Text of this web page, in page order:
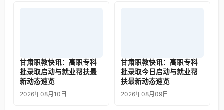
甘肃职教快讯：高职专科
批录取启动与就业帮扶最
新动态速览
2026年08月10日
甘肃职教快讯：高职专科
批录取今日启动与就业帮
扶最新动态速览
2026年08月09日